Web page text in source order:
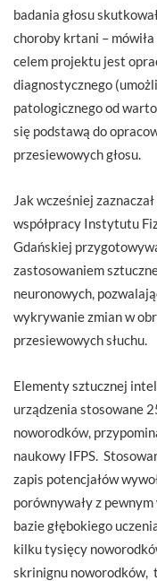
badania głosu
choroby krtani –
celem projektu jest
diagnostycznego
patologicznego od
się podstawą do
przesiewowych głosu.
Jak wcześniej
współpracy Instytutu
Gdańskiej
zastosowaniem
neuronowych,
wykrywanie zmian w
przesiewowych słuchu.
Elementy sztucznej
urządzenia stosowane
noworodków,
naukowy IFPS.
zapis potencjałów
porównywały z
bazie głębokiego
kilku tysięcy
skrinignu noworodków,